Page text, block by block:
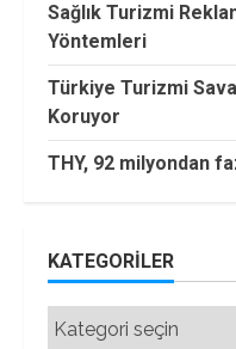
Sağlık Turizmi
Yöntemleri
Türkiye Turizmi
Koruyor
THY, 92 milyondan
KATEGORILER
Kategoriler